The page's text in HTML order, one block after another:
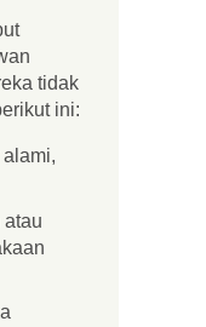
tidak
ini: